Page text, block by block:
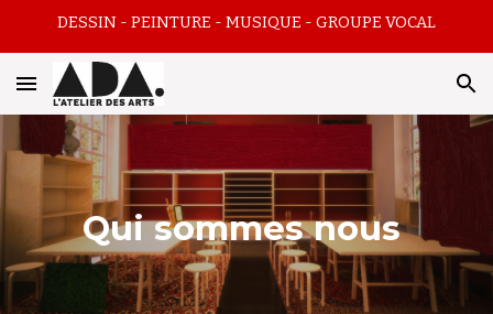
DESSIN - PEINTURE - MUSIQUE - GROUPE VOCAL
Qui sommes nous